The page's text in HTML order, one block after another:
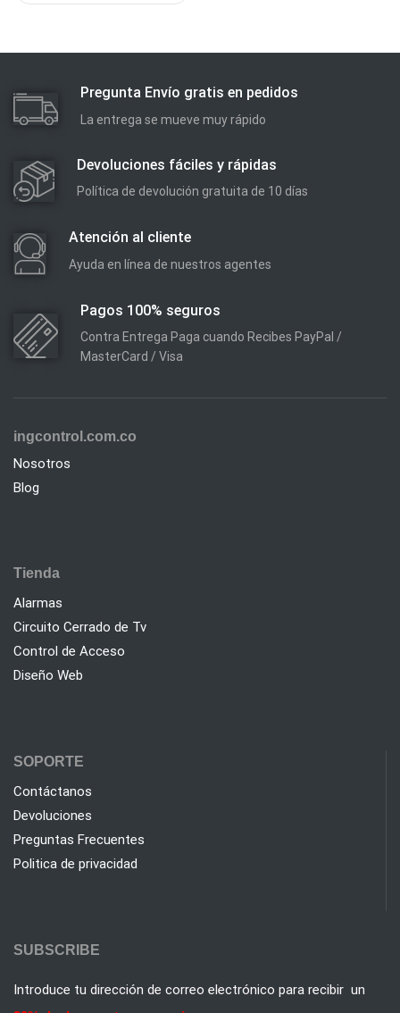
Pregunta Envío gratis en pedidos
La entrega se mueve muy rápido
Devoluciones fáciles y rápidas
Política de devolución gratuita de 10 días
Atención al cliente
Ayuda en línea de nuestros agentes
Pagos 100% seguros
Contra Entrega Paga cuando Recibes PayPal /
MasterCard / Visa
ingcontrol.com.co
Nosotros
Blog
Tienda
Alarmas
Circuito Cerrado de Tv
Control de Acceso
Diseño Web
SOPORTE
Contáctanos
Devoluciones
Preguntas Frecuentes
Politica de privacidad
SUBSCRIBE
Introduce tu dirección de correo electrónico para recibir un